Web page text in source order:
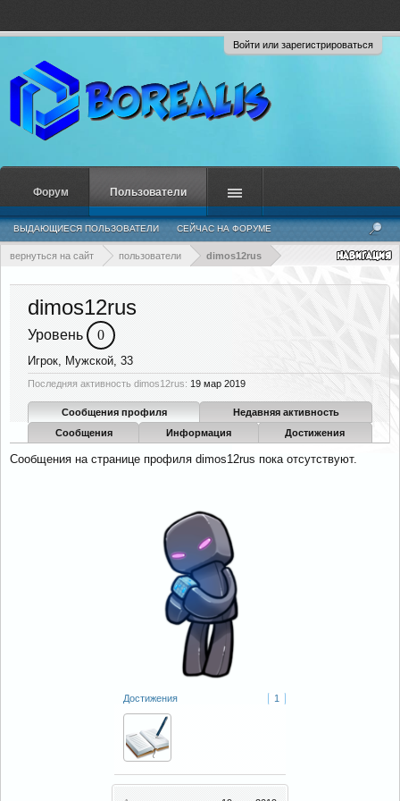
Войти или зарегистрироваться
вернуться на сайт пользователи dimos12rus
Достижения 1
dimos12rus
Уровень 0
Игрок, Мужской, 33
Последняя активность dimos12rus: 19 мар 2019
Сообщения профиля
Недавняя активность
Сообщения
Информация Достижения
Сообщения на странице профиля dimos12rus пока отсутствуют.
Форум Пользователи
ВЫДАЮЩИЕСЯ ПОЛЬЗОВАТЕЛИ СЕЙЧАС НА ФОРУМЕ
НЕДАВНЯЯ АКТИВНОСТЬ НОВЫЕ СООБЩЕНИЯ ПРОФИЛЯ